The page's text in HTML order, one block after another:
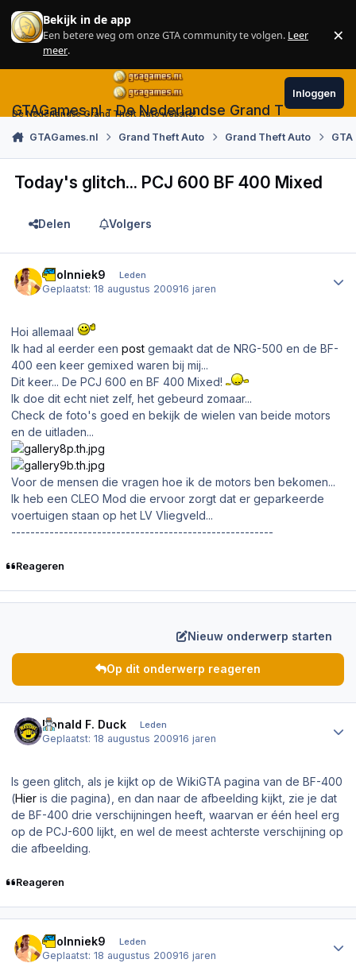
Skip to content
Bekijk in de app
Een betere weg om onze GTA community te volgen. Leer
meer.
×
GTAGames.nl - De Nederlandse Grand Theft Auto
De Nederlandse Grand Theft Auto website!
Inloggen
GTAGames.nl Grand Theft Auto Grand Theft Auto
Today's glitch... PCJ 600 BF 400 Mixed
Delen Volgers
coolnniek9 Leden
Geplaatst:18 augustus 200916 jaren
Hoi allemaal
Ik had al eerder een post gemaakt dat de NRG-500 en de BF-
400 een keer gemixed waren bij mij...
Dit keer... De PCJ 600 en BF 400 Mixed!
Ik doe dit echt niet zelf, het gebeurd zomaar...
Check de foto's goed en bekijk de wielen van beide motors
en de uitladen...
Voor de mensen die vragen hoe ik de motors ben bekomen...
Ik heb een CLEO Mod die ervoor zorgt dat er geparkeerde
voertuigen staan op het LV Vliegveld...
-------------------------------------------------------
Reageren
Nieuw onderwerp starten
Op dit onderwerp reageren
Donald F. Duck Leden
Geplaatst:18 augustus 200916 jaren
Is geen glitch, als je kijkt op de WikiGTA pagina van de BF-400
(Hier is die pagina), en dan naar de afbeelding kijkt, zie je dat
de BF-400 drie verschijningen heeft, waarvan er één heel erg
op de PCJ-600 lijkt, en wel de meest achterste verschijning op
die afbeelding.
Reageren
coolnniek9 Leden
Geplaatst:18 augustus 200916 jaren